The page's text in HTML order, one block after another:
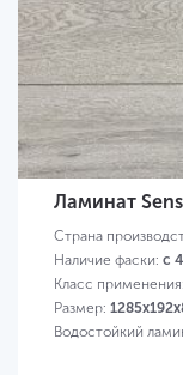
Ламинат
Страна
Наличие фаски: с
Класс применения:
Размер:
Водостойкий